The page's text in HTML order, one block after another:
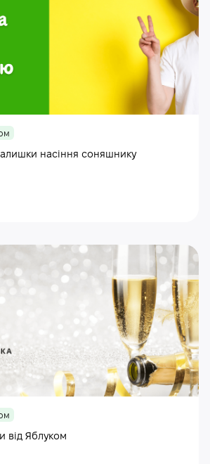
насіння соняшнику
від Яблуком